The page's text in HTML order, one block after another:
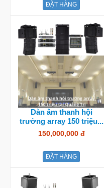
ĐẶT HÀNG
Dàn âm thanh hội
trường array 150 triệu...
150,000,000 đ
ĐẶT HÀNG